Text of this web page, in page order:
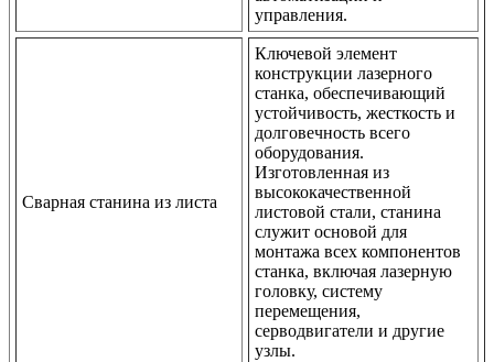
управления.
Сварная станина из листа
Ключевой элемент
конструкции лазерного
станка, обеспечивающий
устойчивость, жесткость и
долговечность всего
оборудования.
Изготовленная из
высококачественной
листовой стали, станина
служит основой для
монтажа всех компонентов
станка, включая лазерную
головку, систему
перемещения,
серводвигатели и другие
узлы.